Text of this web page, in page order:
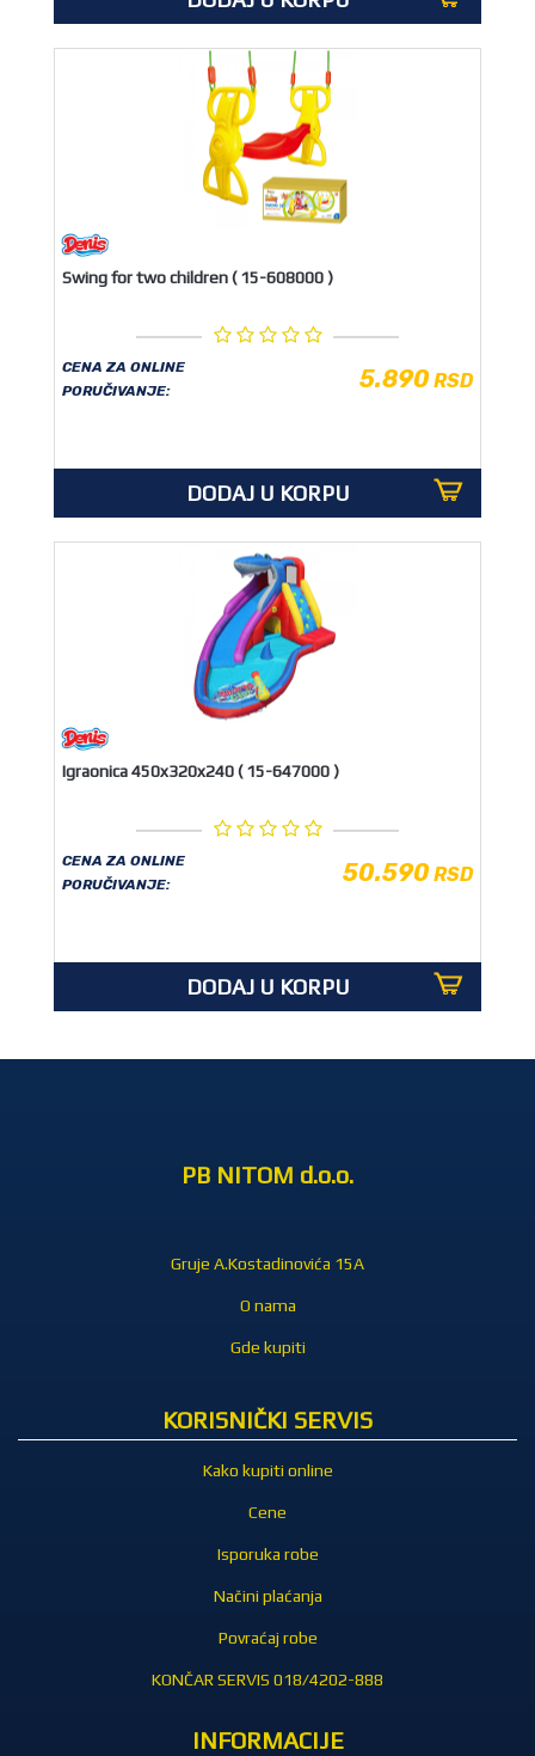
Swing for two children ( 15-608000 )
CENA ZA ONLINE
PORUČIVANJE:
5.890RSD
DODAJ U KORPU
Igraonica 450x320x240 ( 15-647000 )
CENA ZA ONLINE
PORUČIVANJE:
50.590RSD
DODAJ U KORPU
PB NITOM d.o.o.
Gruje A.Kostadinovića 15A
O nama
Gde kupiti
KORISNIČKI SERVIS
Kako kupiti online
Cene
Isporuka robe
Načini plaćanja
Povraćaj robe
KONČAR SERVIS 018/4202-888
INFORMACIJE